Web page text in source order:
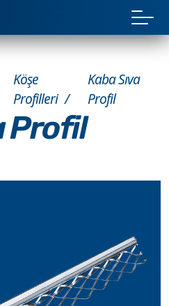
Köşe
Profilleri
Kaba Sıva
Profil
Profil